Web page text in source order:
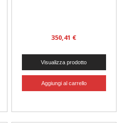
350,41 €